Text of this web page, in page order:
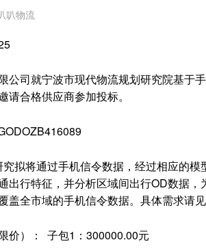
叭物流
公司就宁波市现代物流规划研究院基于
请合格供应商参加投标。
拟将通过手机信令数据，经过相应的
出行特征，并分析区域间出行OD数据
盖全市域的手机信令数据。具体需求请
价）： 子包1：300000.00元